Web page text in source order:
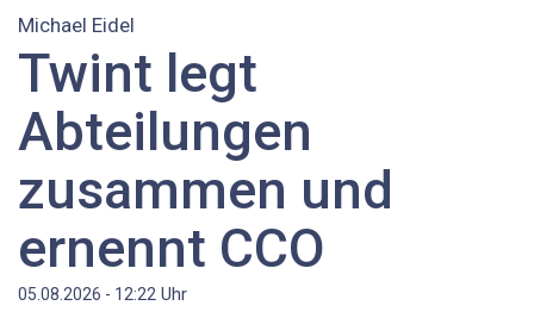
Michael Eidel
Twint legt
Abteilungen
zusammen und
ernennt CCO
05.08.2026 - 12:22 Uhr